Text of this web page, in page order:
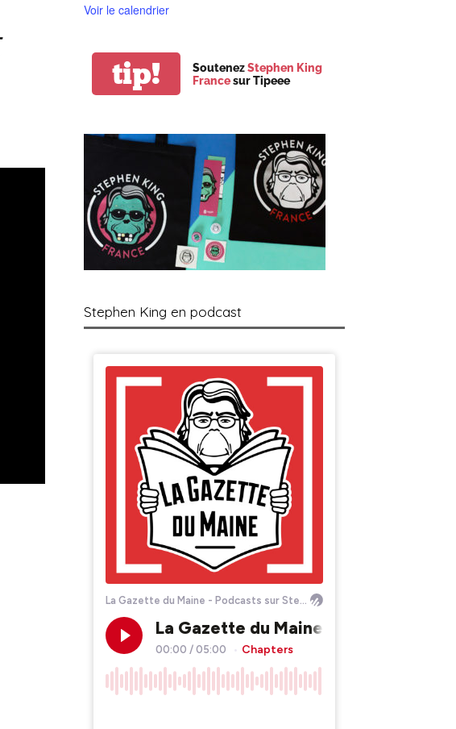
Voir le calendrier
tip! SoutenezStephen King
Francesur Tipeee
Stephen King en podcast